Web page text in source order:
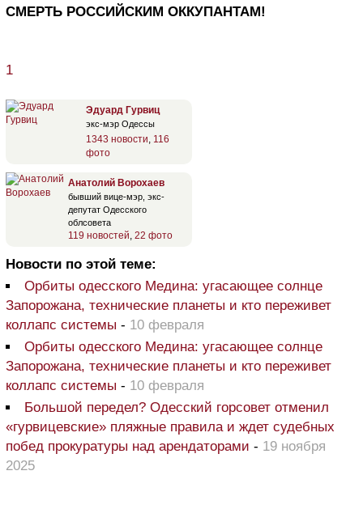
СМЕРТЬ РОССИЙСКИМ ОККУПАНТАМ!
1
Эдуард Гурвиц
экс-мэр Одессы
1343 новости 116
фото
Анатолий Ворохаев
бывший вице-мэр, экс-
депутат Одесского
облсовета
119 новостей 22 фото
Новости по этой теме:
Орбиты одесского Медина: угасающее солнце
Запорожана, технические планеты и кто переживет
коллапс системы - 10 февраля
Орбиты одесского Медина: угасающее солнце
Запорожана, технические планеты и кто переживет
коллапс системы - 10 февраля
Большой передел? Одесский горсовет отменил
«гурвицевские» пляжные правила и ждет судебных
побед прокуратуры над арендаторами - 19 ноября
2025